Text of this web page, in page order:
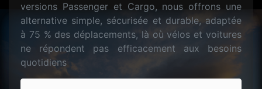
versions Passenger et Cargo, nous offrons une
alternative simple, sécurisée et durable, adaptée
à 75 % des déplacements, là où vélos et voitures
ne répondent pas efficacement aux besoins
quotidiens